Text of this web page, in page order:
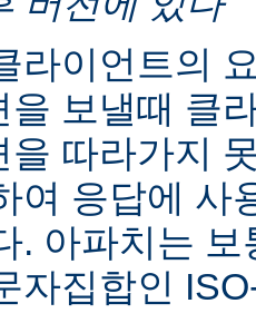
라이언트의
을 보낼때 클
을 따라가지
여 응답에 사
. 아파치는
자집합인